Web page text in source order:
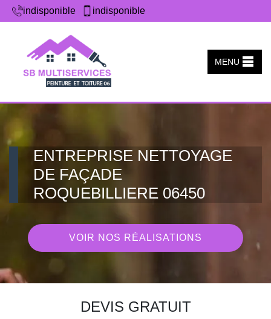
indisponible indisponible
MENU
ENTREPRISE NETTOYAGE
DE FAÇADE
ROQUEBILLIERE 06450
VOIR NOS RÉALISATIONS
DEVIS GRATUIT